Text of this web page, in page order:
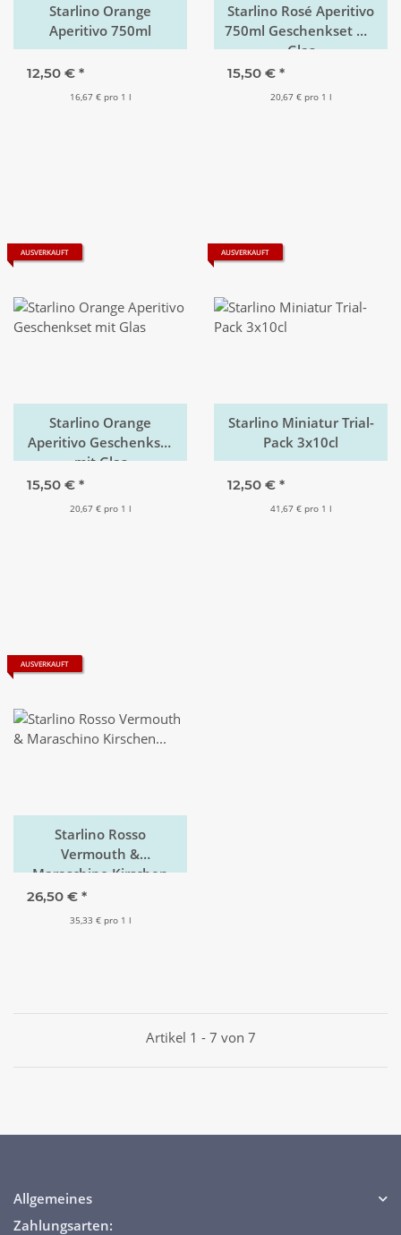
Starlino Orange
Aperitivo 750ml
12,50 € *
16,67 € pro 1 l
Starlino Rosé Aperitivo
750ml Geschenkset mit
Glas
15,50 € *
20,67 € pro 1 l
AUSVERKAUFT
Starlino Orange
Aperitivo Geschenkset
mit Glas
15,50 € *
20,67 € pro 1 l
AUSVERKAUFT
Starlino Miniatur Trial-
Pack 3x10cl
12,50 € *
41,67 € pro 1 l
AUSVERKAUFT
Starlino Rosso
Vermouth &
Maraschino Kirschen
Manhattan Cocktail-Kit
26,50 € *
35,33 € pro 1 l
Artikel 1 - 7 von 7
Allgemeines
Zahlungsarten: